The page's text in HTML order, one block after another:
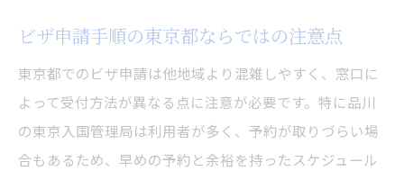
ビザ申請手順の東京都ならではの注意点
東京都でのビザ申請は他地域より混雑しやすく、窓口に
よって受付方法が異なる点に注意が必要です。特に品川
の東京入国管理局は利用者が多く、予約が取りづらい場
合もあるため、早めの予約と余裕を持ったスケジュール